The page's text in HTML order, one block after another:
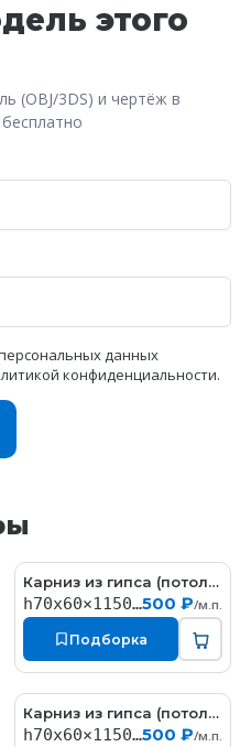
этого
(OBJ/3DS) и чертёж в
данных
конфиденциальности.
КT323Карниз из гипса (потолочный плинтус) (h70x60мм)
h70x60×1150мм500 ₽/м.п.
Подборка
КT324Карниз из гипса (потолочный плинтус) (h70x60мм)
h70x60×1150мм500 ₽/м.п.